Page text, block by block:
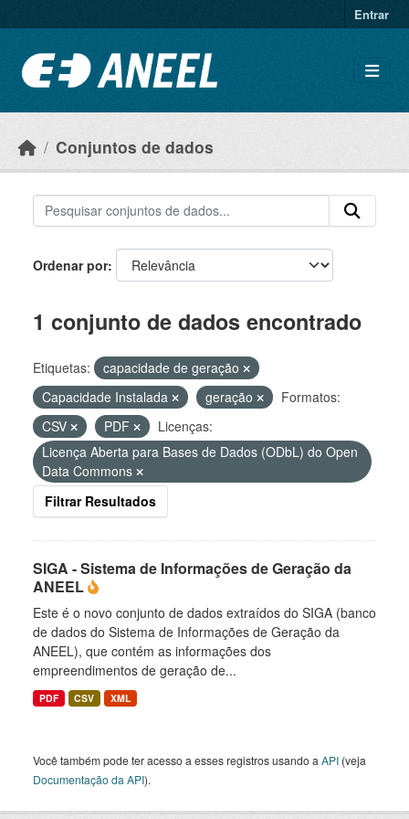
Entrar
Conjuntos de dados
Ordenar por
1 conjunto de dados encontrado
Etiquetas:
capacidade de geração
Capacidade Instalada
geração
Formatos:
CSV
PDF
Licenças:
Licença Aberta para Bases de Dados (ODbL) do Open
Data Commons
Filtrar Resultados
SIGA - Sistema de Informações de Geração da
ANEEL
Este é o novo conjunto de dados extraídos do SIGA (banco
de dados do Sistema de Informações de Geração da
ANEEL), que contém as informações dos
empreendimentos de geração de...
PDF CSV XML
Você também pode ter acesso a esses registros usando a API (veja
Documentação da API).